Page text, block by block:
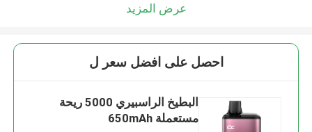
عرض المزيد
احصل على افضل سعر ل
البطيخ الراسبيري 5000 ريحة
مستعملة 650mAh